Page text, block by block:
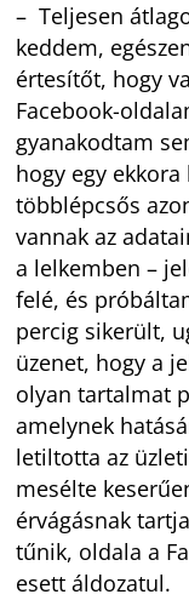
– Teljesen
keddem,
értesítőt, hogy
Facebook-
gyanakodtam
hogy egy
többlépcsős
vannak az
a lelkemben –
felé, és
percig sikerült,
üzenet, hogy a
olyan tartalmat
amelynek
letiltotta az
mesélte
érvágásnak
tűnik, oldala a
esett áldozatul.